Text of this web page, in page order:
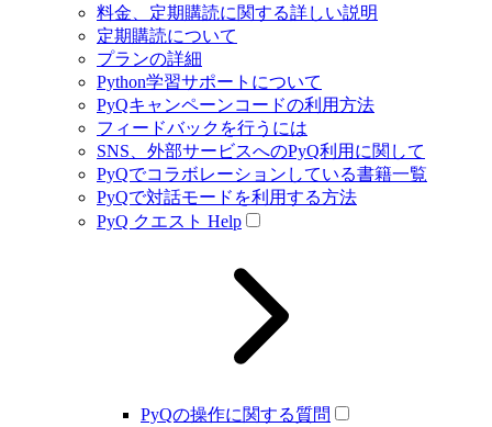
料金、定期購読に関する詳しい説明
定期購読について
プランの詳細
Python学習サポートについて
PyQキャンペーンコードの利用方法
フィードバックを行うには
SNS、外部サービスへのPyQ利用に関して
PyQでコラボレーションしている書籍一覧
PyQで対話モードを利用する方法
PyQ クエスト Help
PyQの操作に関する質問